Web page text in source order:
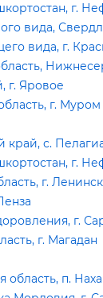
г.
вида,
вида, г.
г. Яровое
г. Муром
с.
г.
г.
г.
г. Магадан
п.